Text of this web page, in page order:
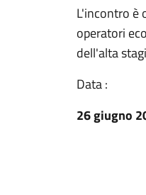
L'incontro è
operatori
dell'alta
Data :
26 giugno